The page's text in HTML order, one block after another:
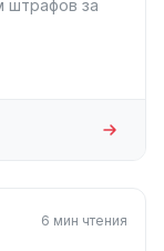
штрафов за
6 мин чтения